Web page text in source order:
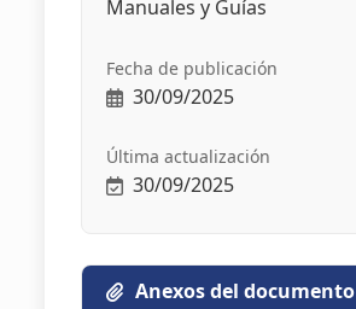
Manuales y Guías
Fecha de publicación
30/09/2025
Última actualización
30/09/2025
Anexos del documento